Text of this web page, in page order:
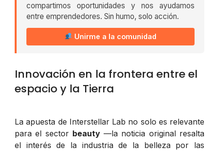
compartimos oportunidades y nos ayudamos
entre emprendedores. Sin humo, solo acción.
Unirme a la comunidad
Innovación en la frontera entre el
espacio y la Tierra
La apuesta de Interstellar Lab no solo es relevante
para el sector beauty—la noticia original resalta
el interés de la industria de la belleza por las